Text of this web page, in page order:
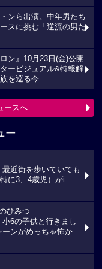
ンら出演。中年男たち
スに挑む「逆流の男た
ロン』10月23日(金)公開
ービジュアル&特報解
を巡る今...
ースへ
ー
最近街を歩いていても
に3、4歳児）がi...
ひみつ
6の子供と行きまし
ーンがめっちゃ怖か...